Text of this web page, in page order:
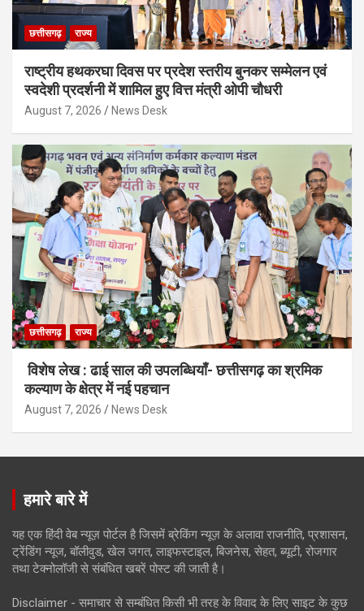
छत्तीसगढ़ राज्य
राष्ट्रीय हथकरघा दिवस पर प्रदेश स्तरीय बुनकर सम्मेलन एवं
स्वदेशी प्रदर्शनी में शामिल हुए वित्त मंत्री ओपी चौधरी
August 7, 2026 News Desk
छत्तीसगढ़ राज्य
विशेष लेख : ढाई साल की उपलब्धियाँ- छत्तीसगढ़ का श्रमिक
कल्याण के क्षेत्र में नई पहचान
August 7, 2026 News Desk
हमारे बारे में
यह एक हिंदी वेब न्यूज़ पोर्टल है जिसमें ब्रेकिंग न्यूज़ के अलावा राजनीति, प्रशासन,
ट्रेंडिंग न्यूज, बॉलीवुड, खेल जगत, लाइफस्टाइल, बिजनेस, सेहत, ब्यूटी, रोजगार
तथा टेक्नोलॉजी से संबंधित खबरें पोस्ट की जाती है।
Disclaimer - समाचार से सम्बंधित किसी भी तरह के विवाद के लिए साइट के कुछ